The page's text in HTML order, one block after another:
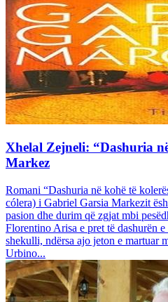
Xhelal Zejneli: “Dashuria
Markez
Romani “Dashuria në kohë të
cólera) i Gabriel Garsia Markezit
pasion dhe durim që zgjat mbi
Florentino Arisa e pret të dashurën
shekulli, ndërsa ajo jeton e martuar
Urbino...